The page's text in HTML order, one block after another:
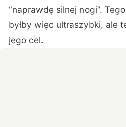
“naprawdę silnej nogi”.
byłby więc ultraszybki, ale
jego cel.